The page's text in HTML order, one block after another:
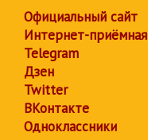
Официальный сайт
Интернет-приёмная
Telegram
Дзен
Twitter
ВКонтакте
Одноклассники